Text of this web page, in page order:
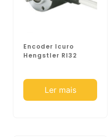
Encoder Icuro
Hengstler RI32
Ler mais